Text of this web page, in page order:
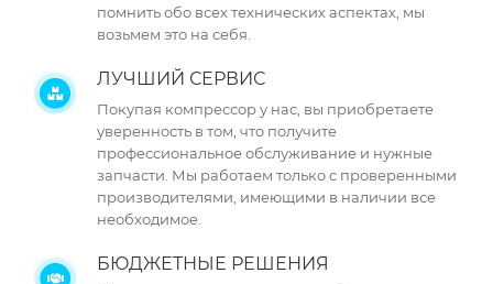
помнить обо всех технических аспектах, мы
возьмем это на себя.
ЛУЧШИЙ СЕРВИС
Покупая компрессор у нас, вы приобретаете
уверенность в том, что получите
профессиональное обслуживание и нужные
запчасти. Мы работаем только с проверенными
производителями, имеющими в наличии все
необходимое.
БЮДЖЕТНЫЕ РЕШЕНИЯ